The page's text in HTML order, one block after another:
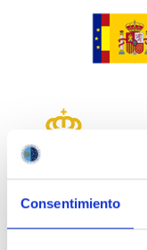
Consentimiento